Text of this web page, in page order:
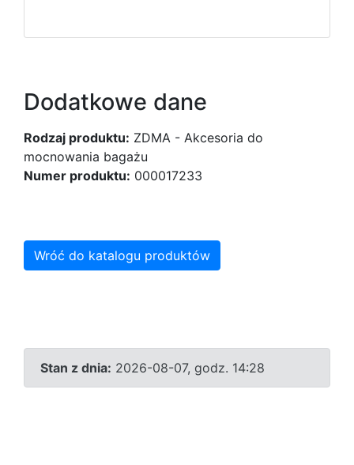
Dodatkowe dane
Rodzaj produktu: ZDMA - Akcesoria do
mocnowania bagażu
Numer produktu: 000017233
Wróć do katalogu produktów
Stan z dnia: 2026-08-07, godz. 14:28